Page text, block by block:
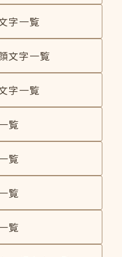
字一覧
文字一覧
字一覧
覧
覧
覧
覧